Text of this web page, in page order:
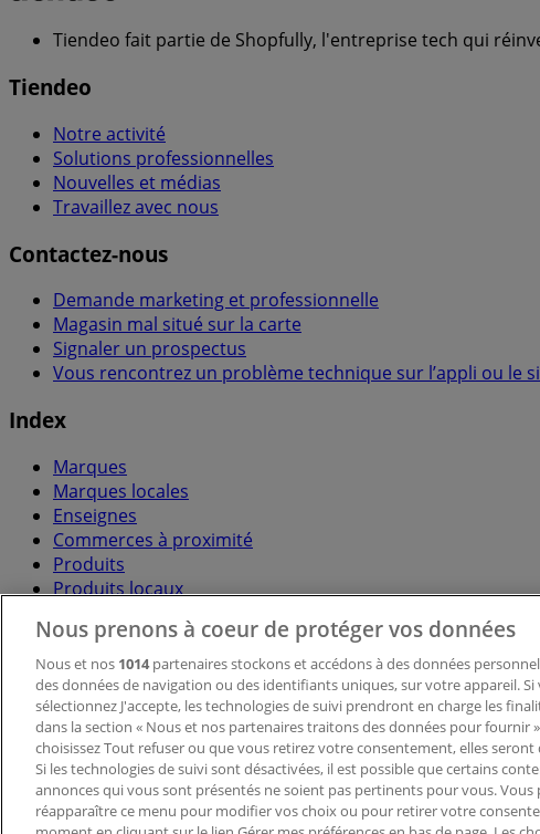
Tiendeo fait partie de Shopfully, l'entreprise tech qui
Tiendeo
Notre activité
Solutions professionnelles
Nouvelles et médias
Travaillez avec nous
Contactez-nous
Demande marketing et professionnelle
Magasin mal situé sur la carte
Signaler un prospectus
Vous rencontrez un problème technique sur l’appli ou le
Index
Marques
Marques locales
Enseignes
Commerces à proximité
Produits
Produits locaux
Télécharger l'appli Tiendeo
Copyright © Tiendeo ® 2026 · Shopfully Marketing S.L.U. –
Nous prenons à coeur de protéger vos données
Nous et nos 1014partenaires stockons et accédons à des données
des données de navigation ou des identifiants uniques, sur votre appareil. Si
sélectionnez J'accepte, les technologies de suivi prendront en charge les
dans la section « Nous et nos partenaires traitons des données pour fournir
choisissez Tout refuser ou que vous retirez votre consentement, elles seront
Si les technologies de suivi sont désactivées, il est possible que certains
annonces qui vous sont présentés ne soient pas pertinents pour vous. Vous
réapparaître ce menu pour modifier vos choix ou pour retirer votre